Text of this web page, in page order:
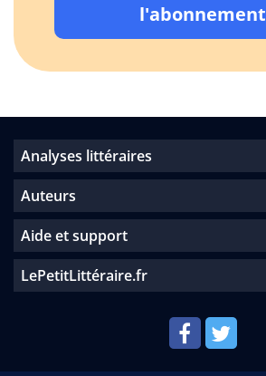
l'abonnement
Analyses littéraires
Auteurs
Aide et support
LePetitLittéraire.fr